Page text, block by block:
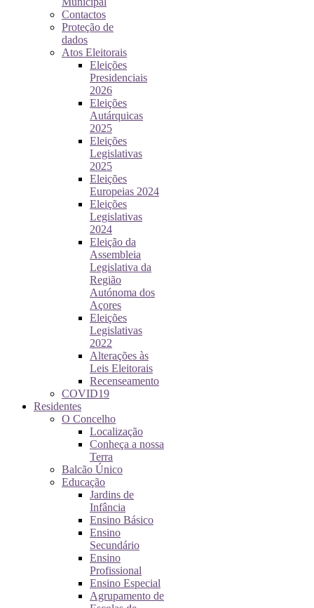
Contactos
Proteção de
dados
Atos Eleitorais
Eleições
Presidenciais
2026
Eleições
Autárquicas
2025
Eleições
Legislativas
2025
Eleições
Europeias 2024
Eleições
Legislativas
2024
Eleição da
Assembleia
Legislativa da
Região
Autónoma dos
Açores
Eleições
Legislativas
2022
Alterações às
Leis Eleitorais
Recenseamento
COVID19
Residentes
O Concelho
Localização
Conheça a nossa
Terra
Balcão Único
Educação
Jardins de
Infância
Ensino Básico
Ensino
Secundário
Ensino
Profissional
Ensino Especial
Agrupamento de